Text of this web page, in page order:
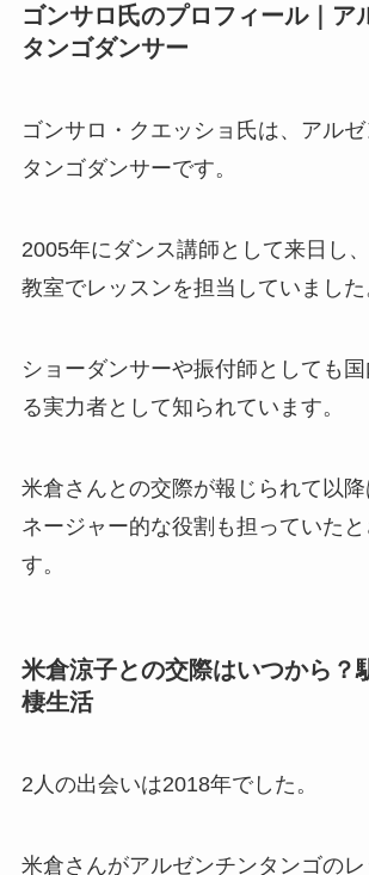
ゴンサロ氏のプロフィール｜ア
タンゴダンサー
ゴンサロ・クエッショ氏は、アル
タンゴダンサーです。
2005年にダンス講師として来日し
教室でレッスンを担当していました
ショーダンサーや振付師としても
る実力者として知られています。
米倉さんとの交際が報じられて以
ネージャー的な役割も担っていたと
す。
米倉涼子との交際はいつから？
棲生活
2人の出会いは2018年でした。
米倉さんがアルゼンチンタンゴの